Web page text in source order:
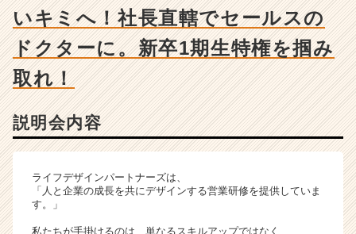
|
ベ
ン
チ
企
か
ら
カ
いキミへ！社長直轄でセールスの
ドクターに。新卒1期生特権を掴み
取れ！
説明会内容
ライフデザインパートナーズは、
「人と企業の成長を共にデザインする営業研修を提供していま
す。」
私たちが手掛けるのは、単なるスキルアップではなく